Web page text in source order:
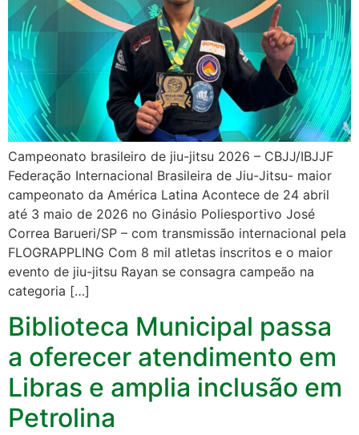
Campeonato brasileiro de jiu-jitsu 2026 – CBJJ/IBJJF
Federação Internacional Brasileira de Jiu-Jitsu- maior
campeonato da América Latina Acontece de 24 abril
até 3 maio de 2026 no Ginásio Poliesportivo José
Correa Barueri/SP – com transmissão internacional pela
FLOGRAPPLING Com 8 mil atletas inscritos e o maior
evento de jiu-jitsu Rayan se consagra campeão na
categoria […]
Biblioteca Municipal passa
a oferecer atendimento em
Libras e amplia inclusão em
Petrolina